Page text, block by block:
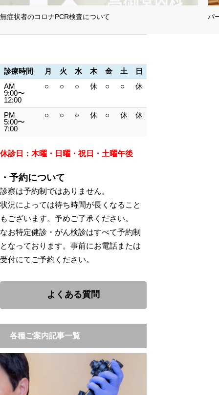
無症状者のコロナPCR検査について パ
診療時間 月 火 水 木 金 土
日
AM
9:00〜
12:00
○ ○ ○ 休 ○ ○ 休
PM
5:00〜
7:00
○ ○ ○ 休 ○ 休 休
休診日：木曜・日曜・祝日・土曜午後
・予約について
診察は予約制ではありません。
状況によっては待ち時間が長くなること
もございます。予めご了承ください。
なお特定健診・がん検診はすべて予約制
となっております。事前にお電話または
受付にてご予約ください。
よくある質問
各種ご案内記事一覧